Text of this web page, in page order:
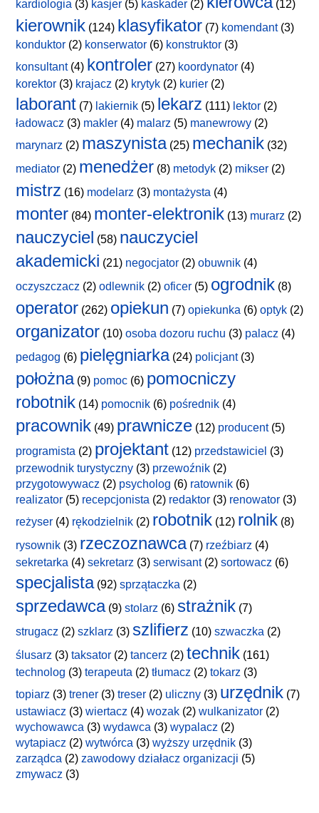
kardiologia (3) kasjer (5) kaskader (2) (12)
kierownik (124) klasyfikator (7) komendant(3)
konduktor (2) konserwator (6) konstruktor (3)
konsultant(4) kontroler (27) koordynator (4)
korektor (3) krajacz (2) krytyk (2) kurier (2)
laborant (7) lakiernik (5) lekarz (111) lektor (2)
ładowacz (3) makler (4) malarz (5) manewrowy (2)
marynarz (2) maszynista(25) mechanik (32)
mediator (2) menedżer (8) metodyk (2) mikser (2)
mistrz (16) modelarz (3) montażysta (4)
monter (84) monter-elektronik (13) murarz (2)
nauczyciel (58) nauczyciel
akademicki (21) negocjator (2) obuwnik (4)
oczyszczacz (2) odlewnik (2) oficer (5) ogrodnik (8)
operator (262) opiekun (7) opiekunka (6) optyk (2)
organizator (10) osoba dozoru ruchu (3) palacz (4)
pedagog (6) pielęgniarka(24) policjant(3)
położna(9) pomoc (6) pomocniczy
robotnik (14) pomocnik (6) pośrednik (4)
pracownik (49) prawnicze (12) producent(5)
programista (2) projektant (12) przedstawiciel (3)
przewodnik turystyczny (3) przewoźnik (2)
przygotowywacz (2) psycholog (6) ratownik (6)
realizator (5) recepcjonista (2) redaktor (3) renowator (3)
reżyser (4) rękodzielnik (2) robotnik (12) rolnik (8)
rysownik (3) rzeczoznawca(7) rzeźbiarz (4)
sekretarka (4) sekretarz (3) serwisant(2) sortowacz (6)
specjalista(92) sprzątaczka (2)
sprzedawca(9) stolarz (6) strażnik (7)
strugacz (2) szklarz (3) szlifierz (10) szwaczka (2)
ślusarz (3) taksator (2) tancerz (2) technik (161)
technolog (3) terapeuta (2) tłumacz (2) tokarz (3)
topiarz (3) trener (3) treser (2) uliczny (3) urzędnik (7)
ustawiacz (3) wiertacz (4) wozak (2) wulkanizator (2)
wychowawca (3) wydawca (3) wypalacz (2)
wytapiacz (2) wytwórca (3) wyższy urzędnik (3)
zarządca (2) zawodowy działacz organizacji (5)
zmywacz (3)